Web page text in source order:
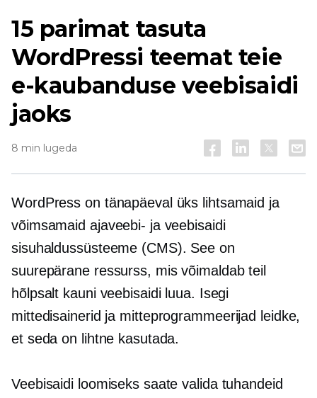
15 parimat tasuta
WordPressi teemat teie
e-kaubanduse veebisaidi
jaoks
8 min lugeda
WordPress on tänapäeval üks lihtsamaid ja
võimsamaid ajaveebi- ja veebisaidi
sisuhaldussüsteeme (CMS). See on
suurepärane ressurss, mis võimaldab teil
hõlpsalt kauni veebisaidi luua. Isegi
mittedisainerid ja mitteprogrammeerijad leidke,
et seda on lihtne kasutada.
Veebisaidi loomiseks saate valida tuhandeid